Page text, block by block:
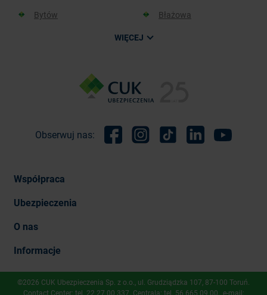
Bytów
Błażowa
WIĘCEJ
Obserwuj nas:
Współpraca
Ubezpieczenia
O nas
Informacje
©2026 CUK Ubezpieczenia Sp. z o.o., ​ul. Grudziądzka 107, 87-100 Toruń.
Contact Center: tel. 22 27 00 337 . Centrala: tel. 56 665 09 00 , e-mail: